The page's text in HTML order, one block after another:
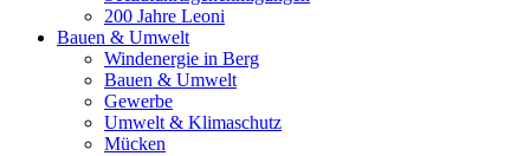
200 Jahre Leoni
Bauen & Umwelt
Windenergie in Berg
Bauen & Umwelt
Gewerbe
Umwelt & Klimaschutz
Mücken